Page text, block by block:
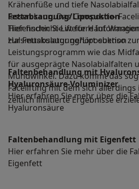
Krähenfüße und tiefe
lassen kann. Das Composite-
Tiefenschicht-Lift für Haut
Halsmuskulatur gehört ebenso
Leistungsprogramm wie das
für ausgeprägte Nasolabialfalten
Mundwinkel. Dazu kommt das
Facelifting mit dem sich allerdings
zeitlich limitierte Ergebnisse
Fettabsaugung/Liposuktion
Hier finden Sie weitere
zur Fettabsaugung/Liposuktion
Faltenbehandlung mit
Hyaluronsäure-Voluminizer
Hier erfahren Sie mehr über die
Hyaluronsäure
Faltenbehandlung mit Eigenfett
Hier erfahren Sie mehr über die
Eigenfett